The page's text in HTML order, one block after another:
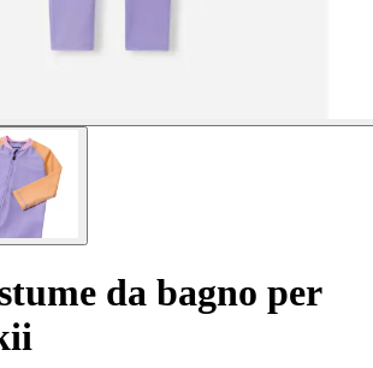
da bagno per